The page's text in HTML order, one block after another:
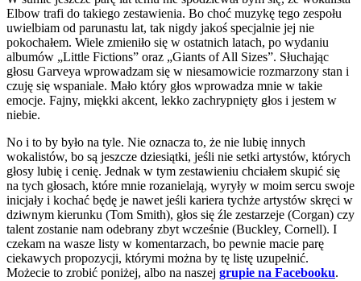
Elbow trafi do takiego zestawienia. Bo choć muzykę tego zespołu
uwielbiam od parunastu lat, tak nigdy jakoś specjalnie jej nie
pokochałem. Wiele zmieniło się w ostatnich latach, po wydaniu
albumów „Little Fictions” oraz „Giants of All Sizes”. Słuchając
głosu Garveya wprowadzam się w niesamowicie rozmarzony stan i
czuję się wspaniale. Mało który głos wprowadza mnie w takie
emocje. Fajny, miękki akcent, lekko zachrypnięty głos i jestem w
niebie.
No i to by było na tyle. Nie oznacza to, że nie lubię innych
wokalistów, bo są jeszcze dziesiątki, jeśli nie setki artystów, których
głosy lubię i cenię. Jednak w tym zestawieniu chciałem skupić się
na tych głosach, które mnie rozanielają, wyryły w moim sercu swoje
inicjały i kochać będę je nawet jeśli kariera tychże artystów skręci w
dziwnym kierunku (Tom Smith), głos się źle zestarzeje (Corgan) czy
talent zostanie nam odebrany zbyt wcześnie (Buckley, Cornell). I
czekam na wasze listy w komentarzach, bo pewnie macie parę
ciekawych propozycji, którymi można by tę listę uzupełnić.
Możecie to zrobić poniżej, albo na naszej grupie na Facebooku.